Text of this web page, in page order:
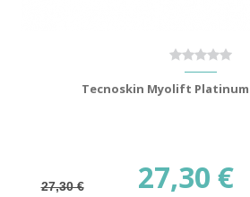
Tecnoskin Myolift Platinum
27,30 € 27,30 €